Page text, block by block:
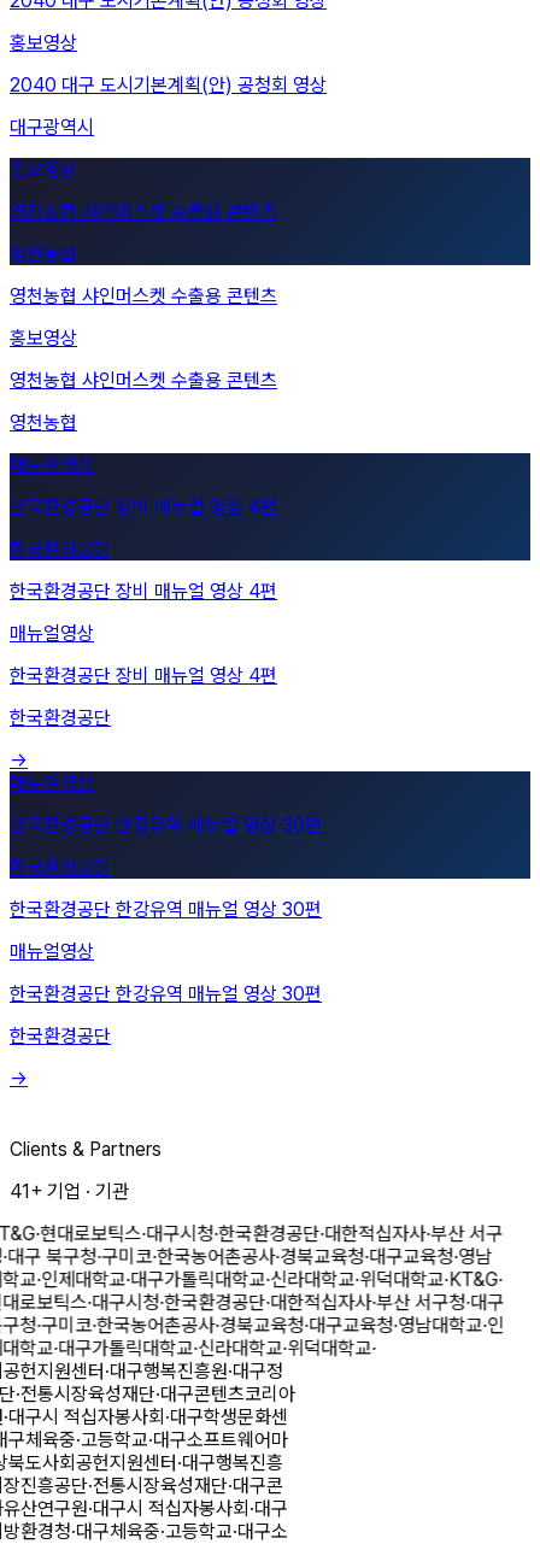
홍보영상
2040 대구 도시기본계획(안) 공청회 영상
대구광역시
영천농협 샤인머스켓 수출용 콘텐츠
영천농협
홍보영상
영천농협 샤인머스켓 수출용 콘텐츠
영천농협
한국환경공단 장비 매뉴얼 영상 4편
한국환경공단
매뉴얼영상
한국환경공단 장비 매뉴얼 영상 4편
한국환경공단
→
한국환경공단 한강유역 매뉴얼 영상 30편
한국환경공단
매뉴얼영상
한국환경공단 한강유역 매뉴얼 영상 30편
한국환경공단
→
Clients & Partners
41+ 기업 · 기관
·현대로보틱스·대구시청·한국환경공단·대한적십자사·부산 서구
·대구 북구청·구미코·한국농어촌공사·경북교육청·대구교육청·영남
교·인제대학교·대구가톨릭대학교·신라대학교·위덕대학교·KT&G·
로보틱스·대구시청·한국환경공단·대한적십자사·부산 서구청·대구
청·구미코·한국농어촌공사·경북교육청·대구교육청·영남대학교·인
학교·대구가톨릭대학교·신라대학교·위덕대학교·
공헌지원센터·대구행복진흥원·대구정
·전통시장육성재단·대구콘텐츠코리아
·대구시 적십자봉사회·대구학생문화센
구체육중·고등학교·대구소프트웨어마
북도사회공헌지원센터·대구행복진흥
장진흥공단·전통시장육성재단·대구콘
유산연구원·대구시 적십자봉사회·대구
방환경청·대구체육중·고등학교·대구소